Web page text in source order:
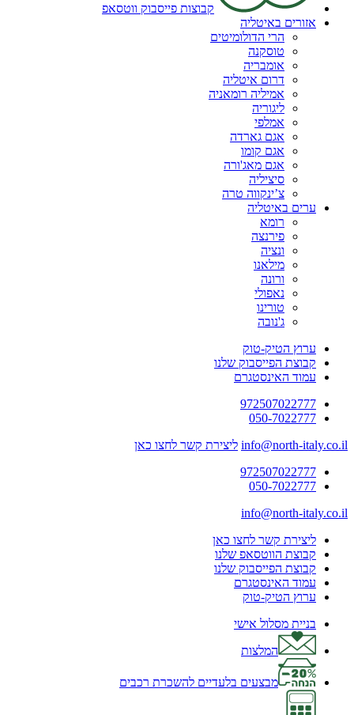
קבוצות פייסבוק ווטסאפ
אזורים באיטליה
הרי הדולומיטים
טוסקנה
אומבריה
דרום איטליה
אמיליה רומאניה
ליגוריה
אמלפי
אגם גארדה
אגם קומו
אגם מאג'ורה
סיציליה
צ’ינקווה טרה
ערים באיטליה
רומא
פירנצה
ונציה
מילאנו
ורונה
נאפולי
טורינו
ג'נובה
ערוץ הטיק-טוק
קבוצת הפייסבוק שלנו
עמוד האינסטגרם
972507022777
050-7022777
info@north-italy.co.il ליצירת קשר לחצו כאן
972507022777
050-7022777
info@north-italy.co.il
ליצירת קשר לחצו כאן
קבוצת הווטסאפ שלנו
קבוצת הפייסבוק שלנו
עמוד האינסטגרם
ערוץ הטיק-טוק
בניית מסלול אישי
המלצות
מבצעים בלעדיים להשכרת רכבים